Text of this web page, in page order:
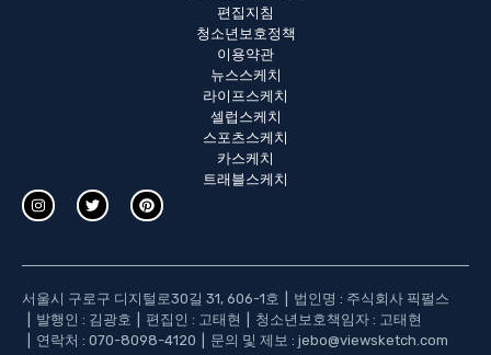
편집지침
청소년보호정책
이용약관
뉴스스케치
라이프스케치
셀럽스케치
스포츠스케치
카스케치
트래블스케치
서울시 구로구 디지털로30길 31, 606-1호
법인명 : 주식회사 픽펄스
발행인 : 김광호
편집인 : 고태현
청소년보호책임자 : 고태현
연락처 : 070-8098-4120 문의 및 제보 : jebo@viewsketch.com